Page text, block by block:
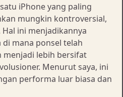
iPhone yang paling
mungkin kontroversial,
ini menjadikannya
mana ponsel telah
menjadi lebih bersifat
Menurut saya, ini
performa luar biasa dan